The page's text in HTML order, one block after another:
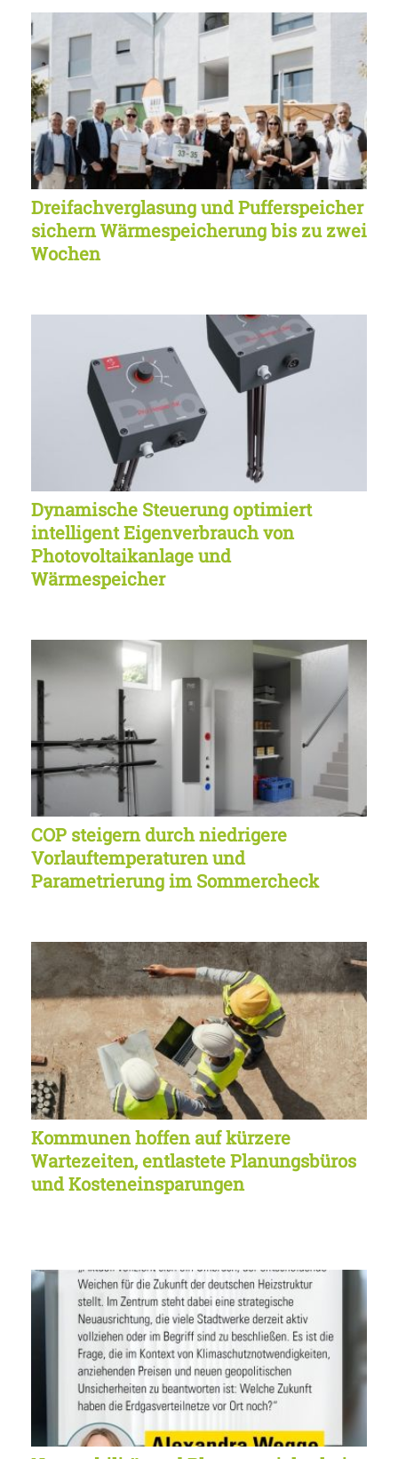
Dreifachverglasung und Pufferspeicher
sichern Wärmespeicherung bis zu zwei
Wochen
Dynamische Steuerung optimiert
intelligent Eigenverbrauch von
Photovoltaikanlage und
Wärmespeicher
COP steigern durch niedrigere
Vorlauftemperaturen und
Parametrierung im Sommercheck
Kommunen hoffen auf kürzere
Wartezeiten, entlastete Planungsbüros
und Kosteneinsparungen